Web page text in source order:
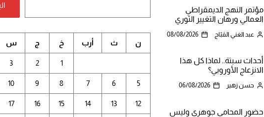
مؤتمر النهج الديمقراطي
العمالي ورهان التغيير الثوري
عبد الغني القبّاج 08/08/2026
أحداث سبتة.. لماذا كل هذا
الانزعاج الأوروبي؟
حسن زهير 06/08/2026
حضور المحامي جوهري وليس
ن ث أرب خ ج س
1
2
3
5
6
7
8
9
10
12
13
14
15
16
17